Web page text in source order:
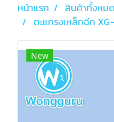
หน้าแรก สินค้าทั้งหมด
ตะแกรงเหล็กฉีก
New